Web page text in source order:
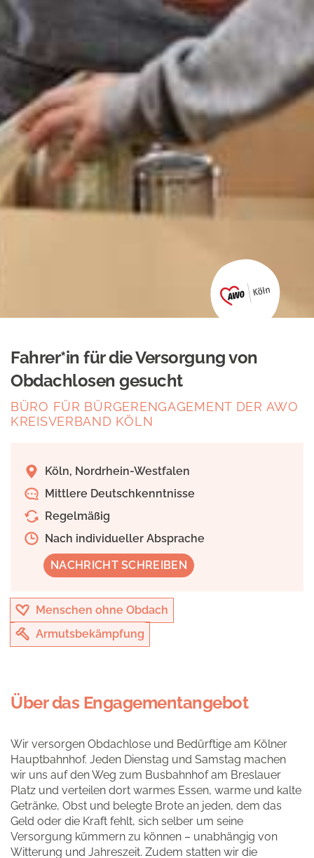
Fahrer*in für die Versorgung von
Obdachlosen gesucht
BÜRO FÜR BÜRGERENGAGEMENT DER AWO
KREISVERBAND KÖLN
Köln, Nordrhein-Westfalen
Mittlere Deutschkenntnisse
Regelmäßig
Nach individueller Absprache
NACHRICHT SCHREIBEN
Menschen ohne Obdach
Armutsbekämpfung
Über das Engagementangebot
Wir versorgen Obdachlose und Bedürftige am Kölner
Hauptbahnhof. Jeden Dienstag und Samstag machen
wir uns auf den Weg zum Busbahnhof am Breslauer
Platz und verteilen dort warmes Essen, warme und kalte
Getränke, Obst und belegte Brote an jeden, dem das
Geld oder die Kraft fehlt, sich selber um seine
Versorgung kümmern zu können – unabhängig von
Witterung und Jahreszeit. Zudem statten wir die